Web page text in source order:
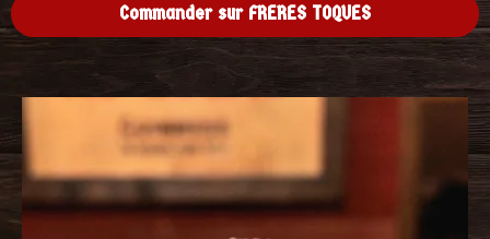
Commander sur FRERES TOQUES